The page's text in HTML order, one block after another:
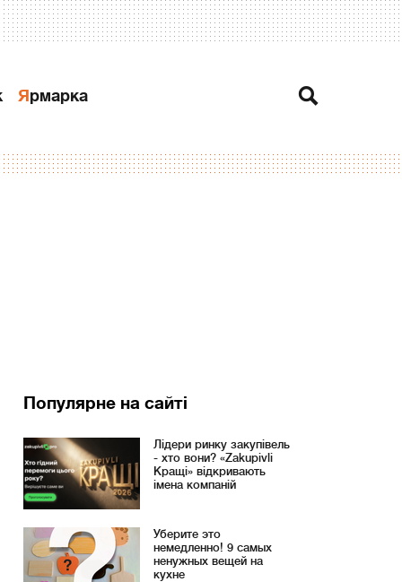
Ярмарка
Популярне на сайті
Лідери ринку закупівель
- хто вони? «Zakupivli
Кращі» відкривають
імена компаній
Уберите это
немедленно! 9 самых
ненужных вещей на
кухне